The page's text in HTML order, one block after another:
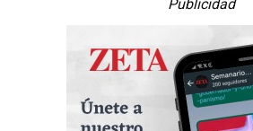
Publicidad